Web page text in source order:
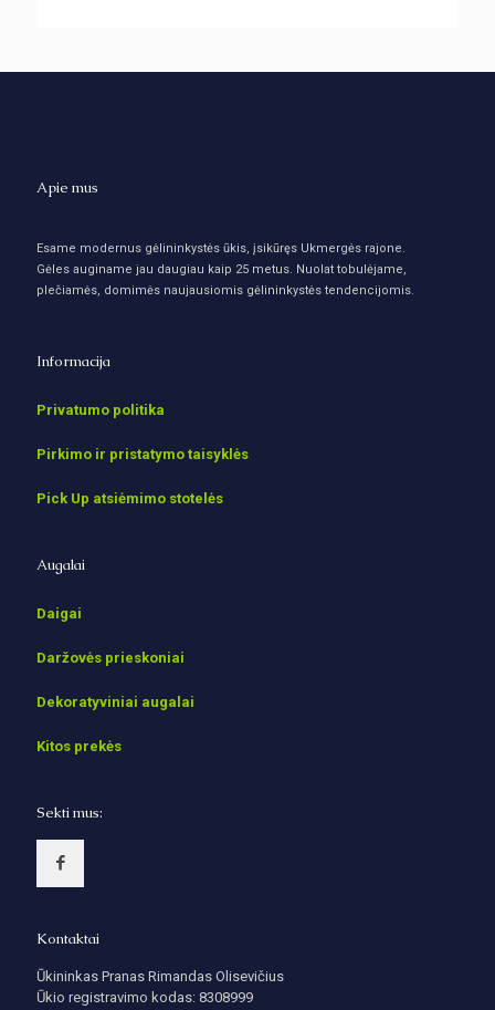
Apie mus
Esame modernus gėlininkystės ūkis, įsikūręs Ukmergės rajone.
Gėles auginame jau daugiau kaip 25 metus. Nuolat tobulėjame,
plečiamės, domimės naujausiomis gėlininkystės tendencijomis.
Informacija
Privatumo politika
Pirkimo ir pristatymo taisyklės
Pick Up atsiėmimo stotelės
Augalai
Daigai
Daržovės prieskoniai
Dekoratyviniai augalai
Kitos prekės
Sekti mus:
Kontaktai
Ūkininkas Pranas Rimandas Olisevičius
Ūkio registravimo kodas: 8308999